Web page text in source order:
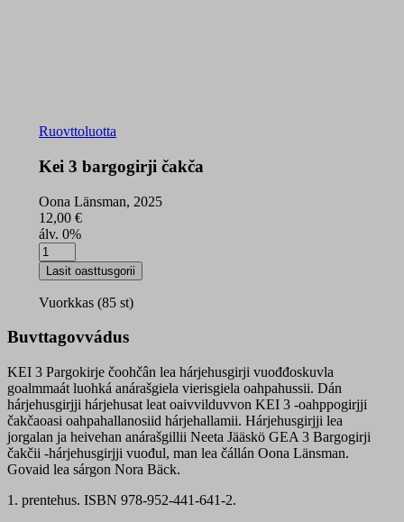
Ruovttoluotta
Kei 3 bargogirji čakča
Oona Länsman, 2025
12,00 €
álv. 0%
Kei
3
bargogirji
čakča
Lasit oasttusgorii
Vuorkkas (85 st)
Buvttagovvádus
KEI 3 Pargokirje čoohčân lea hárjehusgirji vuođđoskuvla
goalmmaát luohká anárašgiela vierisgiela oahpahussii. Dán
hárjehusgirjji hárjehusat leat oaivvilduvvon KEI 3 -oahppogirjji
čakčaoasi oahpahallanosiid hárjehallamii. Hárjehusgirjji lea
jorgalan ja heivehan anárašgillii Neeta Jääskö GEA 3 Bargogirji
čakčii -hárjehusgirjji vuođul, man lea čállán Oona Länsman.
Govaid lea sárgon Nora Bäck.
1. prentehus. ISBN 978-952-441-641-2.